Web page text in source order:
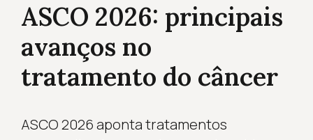
ASCO 2026: principais
avanços no
tratamento do câncer
ASCO 2026 aponta tratamentos